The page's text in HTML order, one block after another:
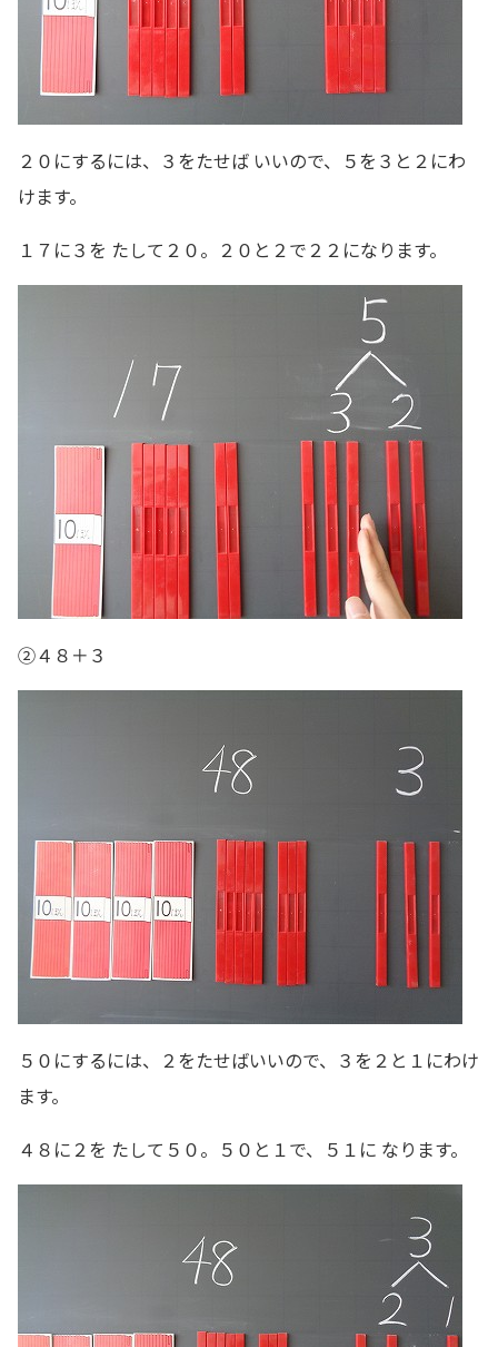
２０にするには、３をたせば いいので、５を３と２にわ
けます。
１７に３を たして２０。２０と２で２２になります。
②４８＋３
５０にするには、２をたせばいいので、３を２と１にわけ
ます。
４８に２を たして５０。５０と１で、５１に なります。